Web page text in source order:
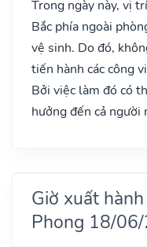
Trong ngày này, vị
Bắc phía ngoài
vệ sinh. Do đó,
tiến hành các công
Bởi việc làm đó có
hưởng đến cả người
Giờ xuất
Phong 18/